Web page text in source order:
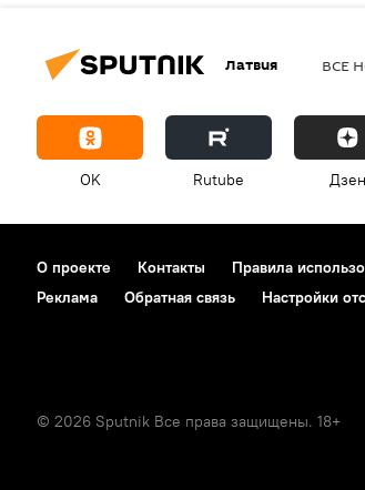
Латвия ВСЕ
OK Rutube Дзен
О проекте Контакты Правила
Реклама
Обратная связь Настройки
© 2026 Sputnik Все права защищены. 18+